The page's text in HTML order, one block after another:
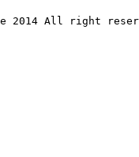
2014 All right